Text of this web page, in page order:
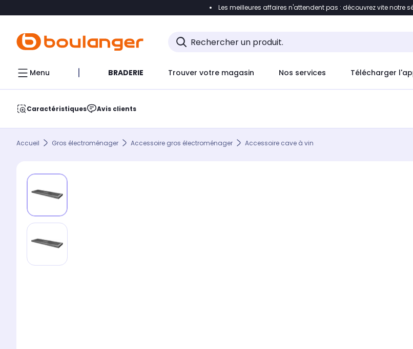
Accéder directement au contenu Accéder directement au
Les meilleures affaires n'attendent pas : découvrez vite notre
Menu BRADERIE Trouver votre magasin Nos services Télécharger
Caractéristiques Avis clients
Accueil Gros électroménager Accessoire gros électroménager Accessoire cave à vin